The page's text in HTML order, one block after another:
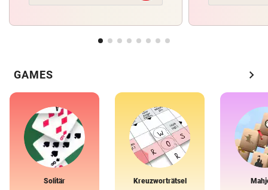
GAMES chevron_right
Solitär Kreuzworträtsel